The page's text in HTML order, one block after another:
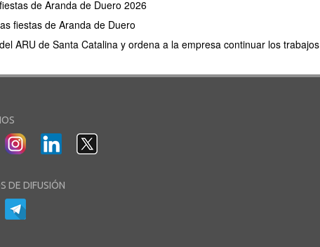
de Aranda de Duero 2026
fiestas de Aranda de Duero
ARU de Santa Catalina y ordena a la empresa continuar los trabajos
DE DIFUSIÓN